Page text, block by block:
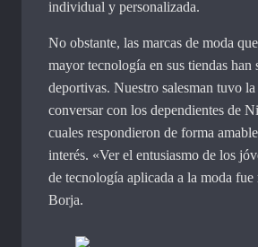
individual y personalizada.
No obstante, las marcas de moda
mayor tecnología en sus tiendas han
deportivas. Nuestro salesman tuvo
conversar con los dependientes de
cuales respondieron de forma
interés. «Ver el entusiasmo de los
de tecnología aplicada a la moda
Borja.